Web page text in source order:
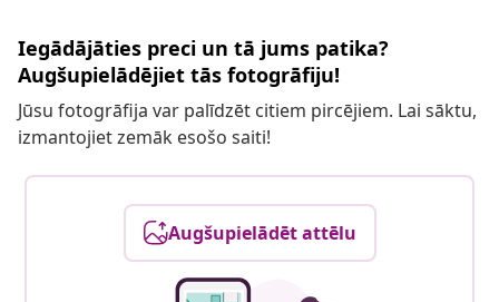
Iegādājāties preci un tā jums patika?
Augšupielādējiet tās fotogrāfiju!
Jūsu fotogrāfija var palīdzēt citiem pircējiem. Lai sāktu,
izmantojiet zemāk esošo saiti!
Augšupielādēt attēlu